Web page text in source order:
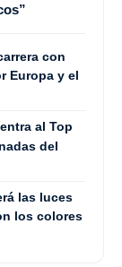
con
Europa y el
al Top
del
las luces
los colores